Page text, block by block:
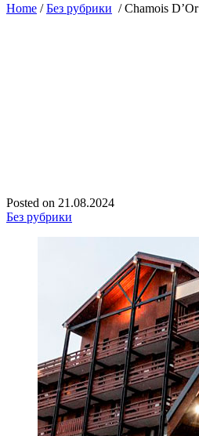
Home /Без рубрики /Chamois D’Or
Posted on 21.08.2024
Без рубрики